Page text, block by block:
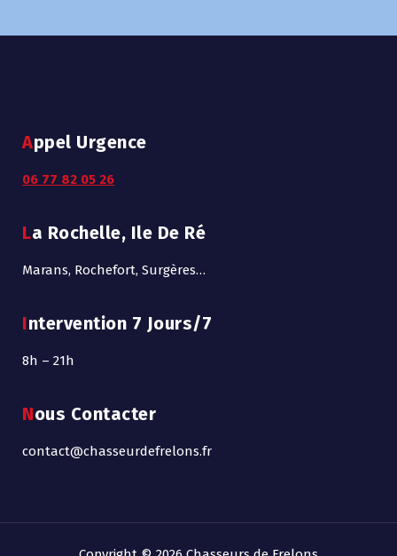
Appel Urgence
06 77 82 05 26
La Rochelle, Ile De Ré
Marans, Rochefort, Surgères…
Intervention 7 Jours/7
8h – 21h
Nous Contacter
contact@chasseurdefrelons.fr